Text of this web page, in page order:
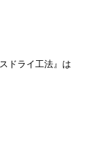
ドライ工法』は